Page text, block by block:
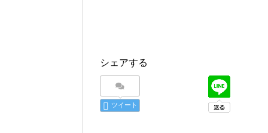
シェアする
ツイート